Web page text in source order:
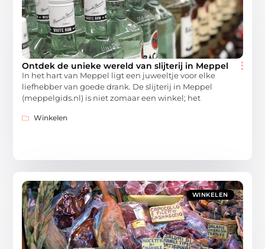
Ontdek de unieke wereld van slijterij in Meppel
In het hart van Meppel ligt een juweeltje voor elke
liefhebber van goede drank. De slijterij in Meppel
(meppelgids.nl) is niet zomaar een winkel; het
Winkelen
WINKELEN